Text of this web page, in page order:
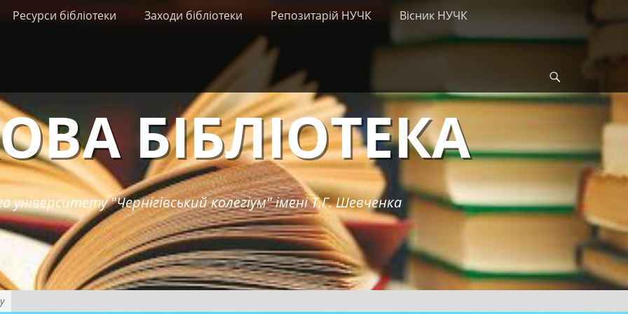
Ресурси бібліотеки Заходи бібліотеки Репозитарій НУЧК
Вісник НУЧК
БІБЛІОТЕКА
університету "Чернігівський колегіум" імені Т.Г. Шевченка